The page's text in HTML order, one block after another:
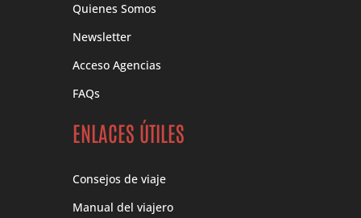
Quienes Somos
Newsletter
Acceso Agencias
FAQs
ENLACES ÚTILES
Consejos de viaje
Manual del viajero